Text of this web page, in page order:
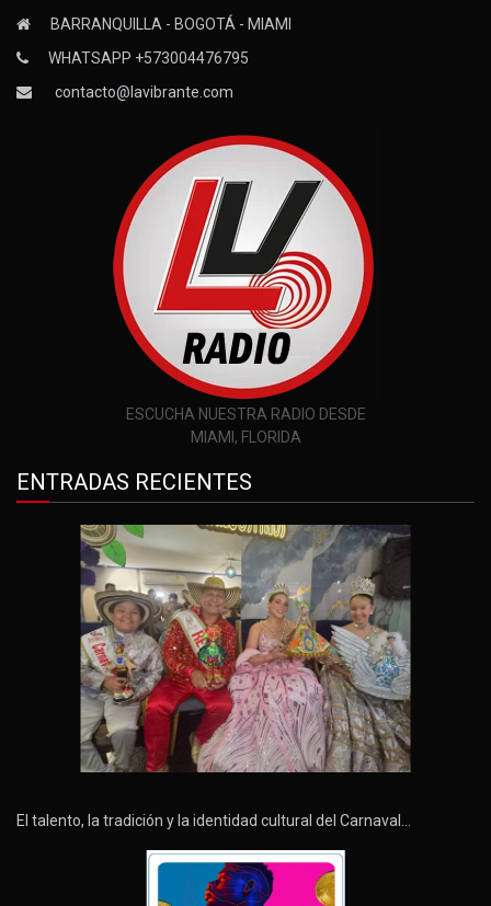
BARRANQUILLA - BOGOTÁ - MIAMI
WHATSAPP +573004476795
contacto@lavibrante.com
ESCUCHA NUESTRA RADIO DESDE
MIAMI, FLORIDA
ENTRADAS RECIENTES
El talento, la tradición y la identidad cultural del Carnaval…